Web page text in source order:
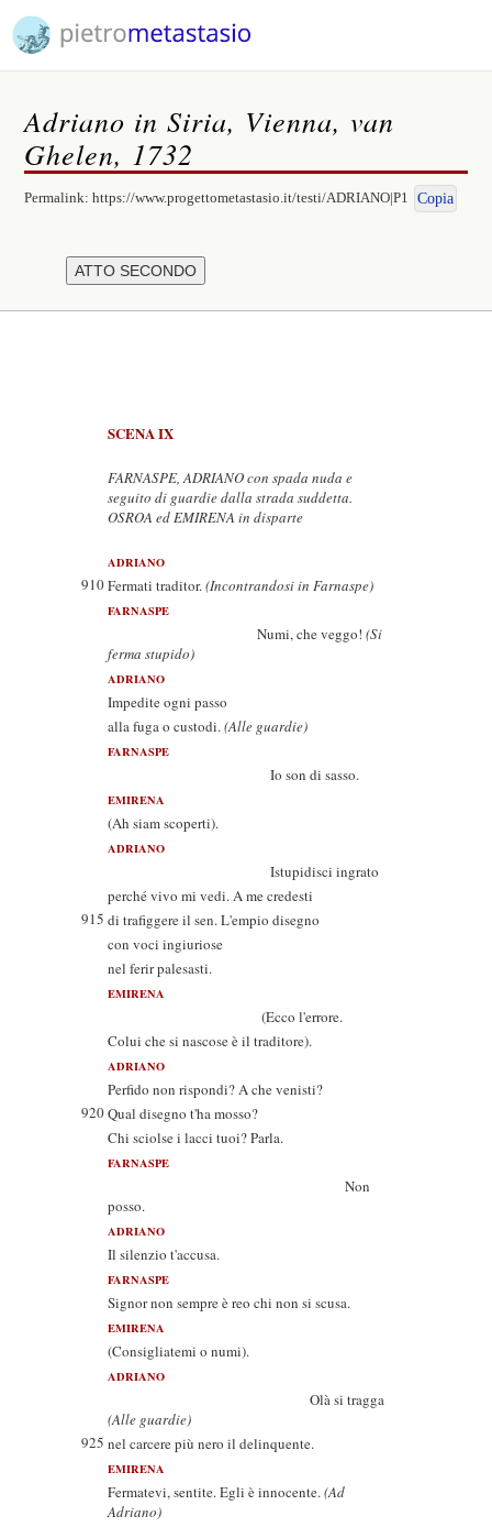
Adriano in Siria, Vienna, van
Ghelen, 1732
Permalink:https://www.progettometastasio.it/testi/ADRIANO|P1 Copia
SCENA IX
FARNASPE, ADRIANO con spada nuda e
seguito di guardie dalla strada suddetta.
OSROA ed EMIRENA in disparte
ADRIANO
910Fermati traditor.(Incontrandosi in Farnaspe)
FARNASPE
Numi, che veggo! (Si
ferma stupido)
ADRIANO
Impedite ogni passo
alla fuga o custodi.(Alle guardie)
FARNASPE
Io son di sasso.
EMIRENA
(Ah siam scoperti).
ADRIANO
Istupidisci ingrato
perché vivo mi vedi. A me credesti
915 di trafiggere il sen. L'empio disegno
con voci ingiuriose
nel ferir palesasti.
EMIRENA
(Ecco l'errore.
Colui che si nascose è il traditore).
ADRIANO
Perfido non rispondi? A che venisti?
920Qual disegno t'ha mosso?
Chi sciolse i lacci tuoi? Parla.
FARNASPE
Non
posso.
ADRIANO
Il silenzio t'accusa.
FARNASPE
Signor non sempre è reo chi non si scusa.
EMIRENA
(Consigliatemi o numi).
ADRIANO
Olà si tragga
(Alle guardie)
925 nel carcere più nero il delinquente.
EMIRENA
Fermatevi, sentite. Egli è innocente.(Ad
Adriano)